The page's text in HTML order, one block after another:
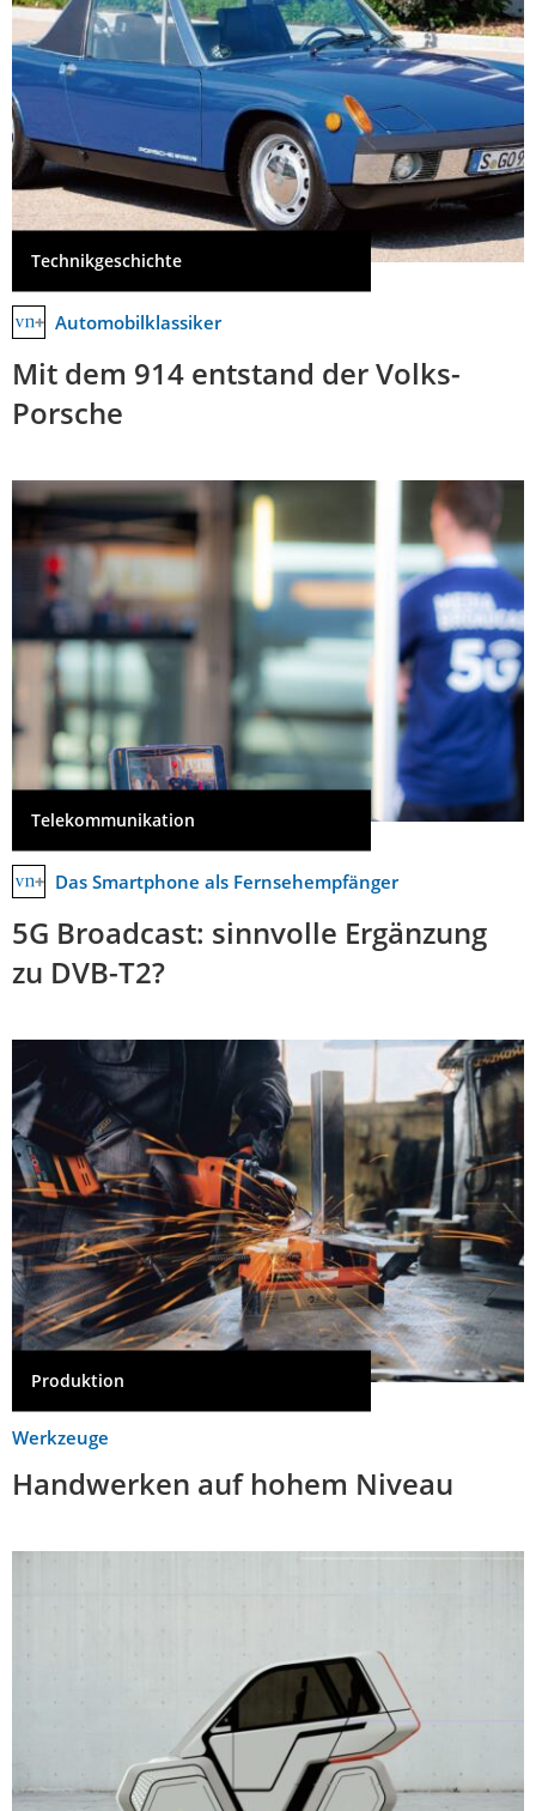
Technikgeschichte
Automobilklassiker
Mit dem 914 entstand der Volks-
Porsche
Telekommunikation
Das Smartphone als Fernsehempfänger
5G Broadcast: sinnvolle Ergänzung
zu DVB-T2?
Produktion
Werkzeuge
Handwerken auf hohem Niveau